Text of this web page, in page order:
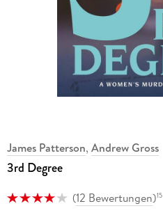
James Patterson, Andrew Gross
3rd Degree
(12 Bewertungen)15